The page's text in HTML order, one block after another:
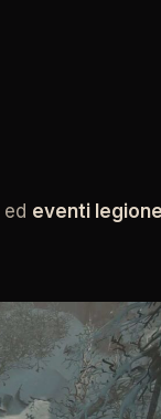
ed eventi legione